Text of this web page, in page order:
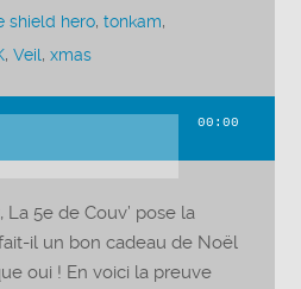
shield hero,tonkam,
,Veil,xmas
00:00
5e de Couv’ pose la
il un bon cadeau de Noël
oui ! En voici la preuve